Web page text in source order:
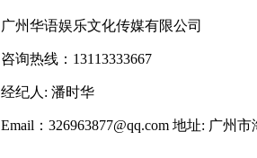
广州华语娱乐文化传媒有限公司
咨询热线：13113333667
经纪人: 潘时华
Email：326963877@qq.com 地址: 广州市